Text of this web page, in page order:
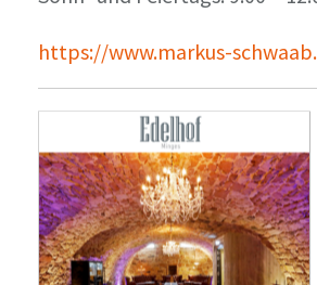
https://www.markus-